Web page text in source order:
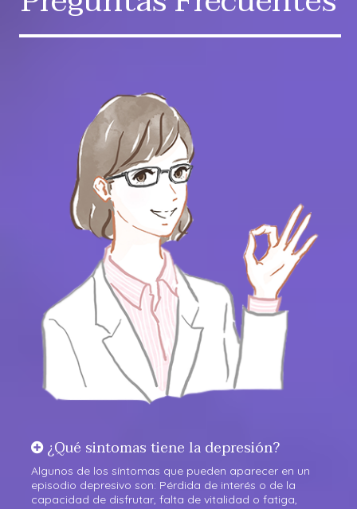
¿Qué sintomas tiene la depresión?
Algunos de los síntomas que pueden aparecer en un
episodio depresivo son: Pérdida de interés o de la
capacidad de disfrutar, falta de vitalidad o fatiga,